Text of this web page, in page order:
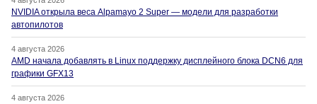
NVIDIA открыла веса Alpamayo 2 Super — модели для разработки
автопилотов
4 августа 2026
AMD начала добавлять в Linux поддержку дисплейного блока DCN6 для
графики GFX13
4 августа 2026